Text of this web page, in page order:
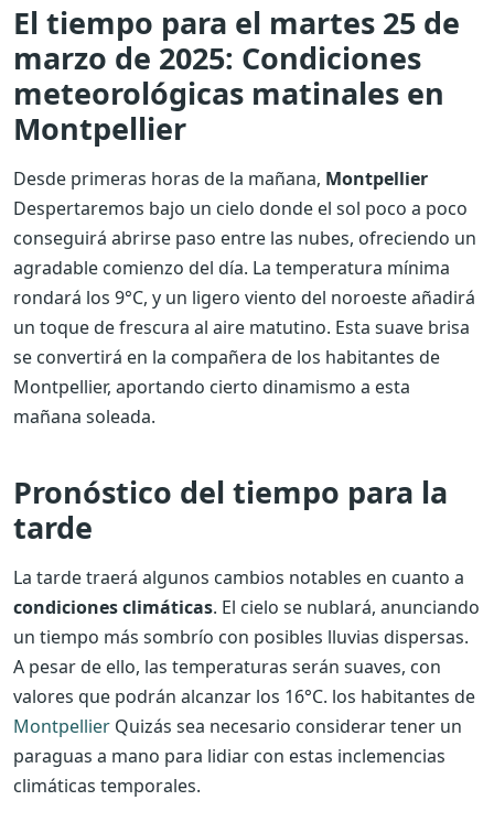
El tiempo para el martes 25 de
marzo de 2025: Condiciones
meteorológicas matinales en
Montpellier
Desde primeras horas de la mañana, Montpellier
Despertaremos bajo un cielo donde el sol poco a poco
conseguirá abrirse paso entre las nubes, ofreciendo un
agradable comienzo del día. La temperatura mínima
rondará los 9°C, y un ligero viento del noroeste añadirá
un toque de frescura al aire matutino. Esta suave brisa
se convertirá en la compañera de los habitantes de
Montpellier, aportando cierto dinamismo a esta
mañana soleada.
Pronóstico del tiempo para la
tarde
La tarde traerá algunos cambios notables en cuanto a
condiciones climáticas. El cielo se nublará, anunciando
un tiempo más sombrío con posibles lluvias dispersas.
A pesar de ello, las temperaturas serán suaves, con
valores que podrán alcanzar los 16°C. los habitantes de
Montpellier Quizás sea necesario considerar tener un
paraguas a mano para lidiar con estas inclemencias
climáticas temporales.